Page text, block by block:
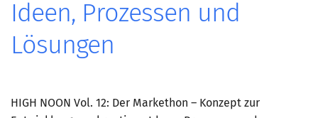
Ideen, Prozessen und
Lösungen
HIGH NOON Vol. 12: Der Markethon – Konzept zur